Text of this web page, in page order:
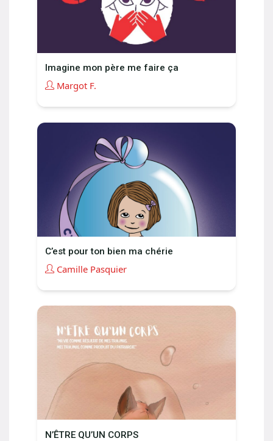
Imagine mon père me faire ça
Margot F.
C’est pour ton bien ma chérie
Camille Pasquier
N’ÊTRE QU’UN CORPS